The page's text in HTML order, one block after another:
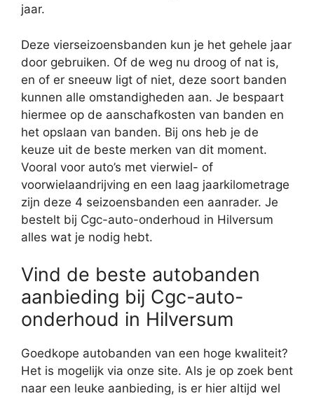
jaar.
Deze vierseizoensbanden kun je het gehele jaar
door gebruiken. Of de weg nu droog of nat is,
en of er sneeuw ligt of niet, deze soort banden
kunnen alle omstandigheden aan. Je bespaart
hiermee op de aanschafkosten van banden en
het opslaan van banden. Bij ons heb je de
keuze uit de beste merken van dit moment.
Vooral voor auto’s met vierwiel- of
voorwielaandrijving en een laag jaarkilometrage
zijn deze 4 seizoensbanden een aanrader. Je
bestelt bij Cgc-auto-onderhoud in Hilversum
alles wat je nodig hebt.
Vind de beste autobanden
aanbieding bij Cgc-auto-
onderhoud in Hilversum
Goedkope autobanden van een hoge kwaliteit?
Het is mogelijk via onze site. Als je op zoek bent
naar een leuke aanbieding, is er hier altijd wel